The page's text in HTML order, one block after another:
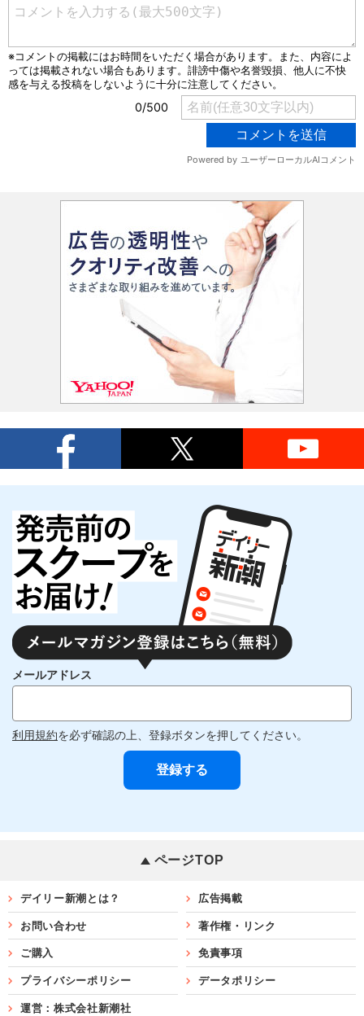
メールアドレス
利用規約を必ず確認の上、登録ボタンを押してください。
ページTOP
デイリー新潮とは？ 広告掲載
お問い合わせ 著作権・リンク
ご購入 免責事項
プライバシーポリシー データポリシー
運営：株式会社新潮社